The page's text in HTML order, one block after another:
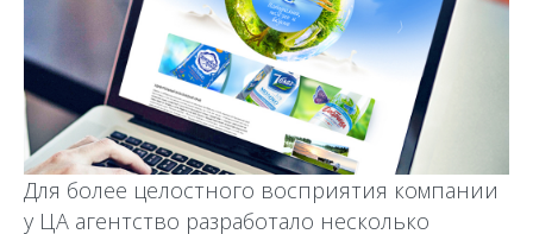
Для более целостного восприятия компании
у ЦА агентство разработало несколько